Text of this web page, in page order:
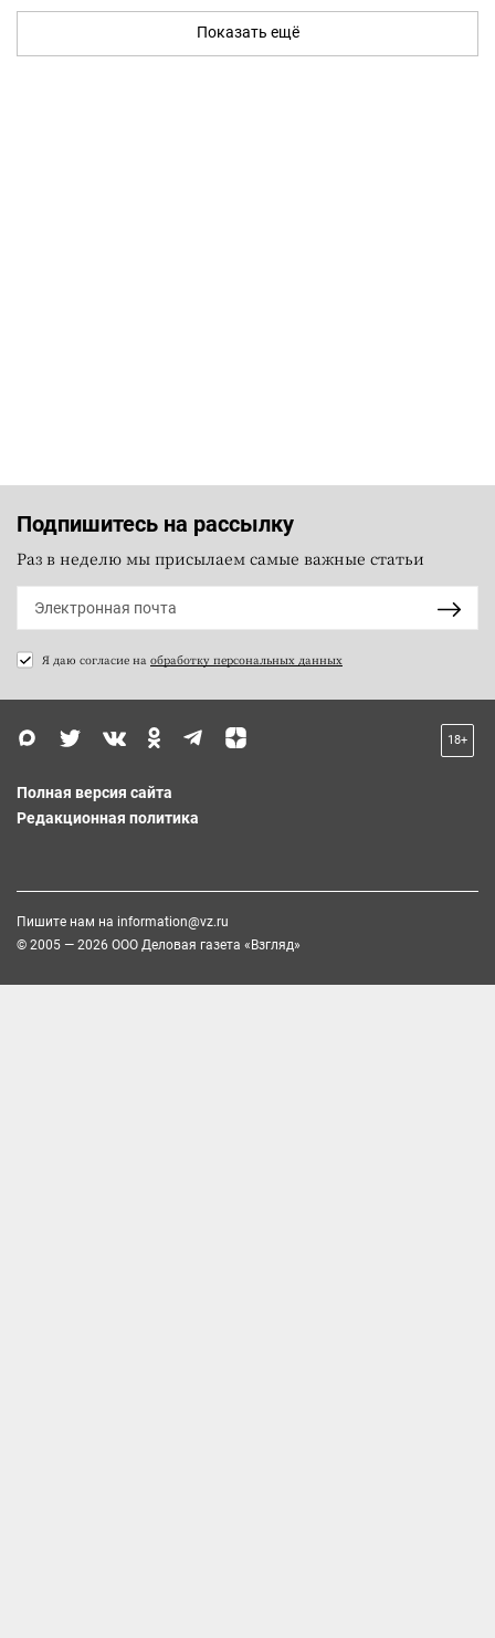
Показать ещё
Подпишитесь на рассылку
Раз в неделю мы присылаем самые важные статьи
Я даю согласие на обработку персональных данных
18+
Полная версия сайта
Редакционная политика
Пишите нам на information@vz.ru
© 2005 — 2026 ООО Деловая газета «Взгляд»